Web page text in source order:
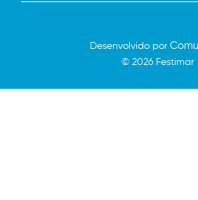
© 2026 Festimar
Desenvolvido por